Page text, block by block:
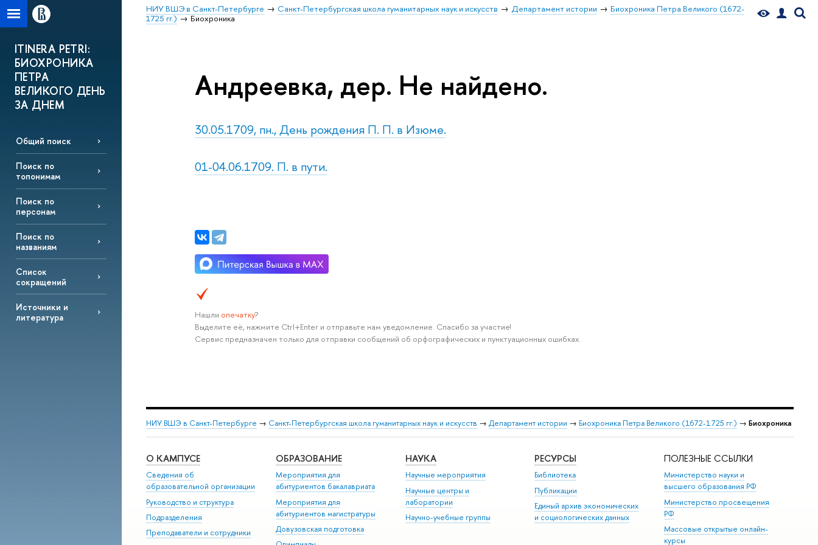
НИУ ВШЭ в Санкт-Петербурге Санкт-Петербургская школа гуманитарных наук и искусств Департамент истории
Биохроника Петра Великого (1672-
1725 гг.)
Биохроника
ITINERA PETRI:
БИОХРОНИКА
ПЕТРА
ВЕЛИКОГО ДЕНЬ
ЗА ДНЕМ
Общий поиск
Поиск по
топонимам
Поиск по
персонам
Поиск по
названиям
Список
сокращений
Источники и
литература
Андреевка, дер. Не найдено.
30.05.1709, пн., День рождения П. П. в Изюме.
01-04.06.1709. П. в пути.
Нашли опечатку?
Выделите её, нажмите Ctrl+Enter и отправьте нам уведомление. Спасибо за участие!
Сервис предназначен только для отправки сообщений об орфографических и пунктуационных ошибках.
НИУ ВШЭ в Санкт-Петербурге → Санкт-Петербургская школа гуманитарных наук и искусств → Департамент истории → Биохроника Петра Великого (1672-1725 гг.) → Биохроника
О КАМПУСЕ
Сведения об
образовательной организации
Руководство и структура
Подразделения
Преподаватели и сотрудники
ОБРАЗОВАНИЕ
Мероприятия для
абитуриентов бакалавриата
Мероприятия для
абитуриентов магистратуры
Довузовская подготовка
НАУКА
Научные мероприятия
Научные центры и
лаборатории
Научно-учебные группы
РЕСУРСЫ
Библиотека
Публикации
Единый архив экономических
и социологических данных
ПОЛЕЗНЫЕ ССЫЛКИ
Министерство науки и
высшего образования РФ
Министерство просвещения
РФ
Массовые открытые онлайн-
курсы